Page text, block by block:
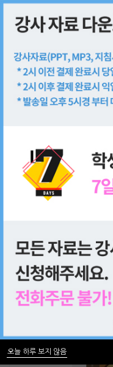
쇼핑몰
오늘 하루 보지 않음
오늘 하루 보지 않음